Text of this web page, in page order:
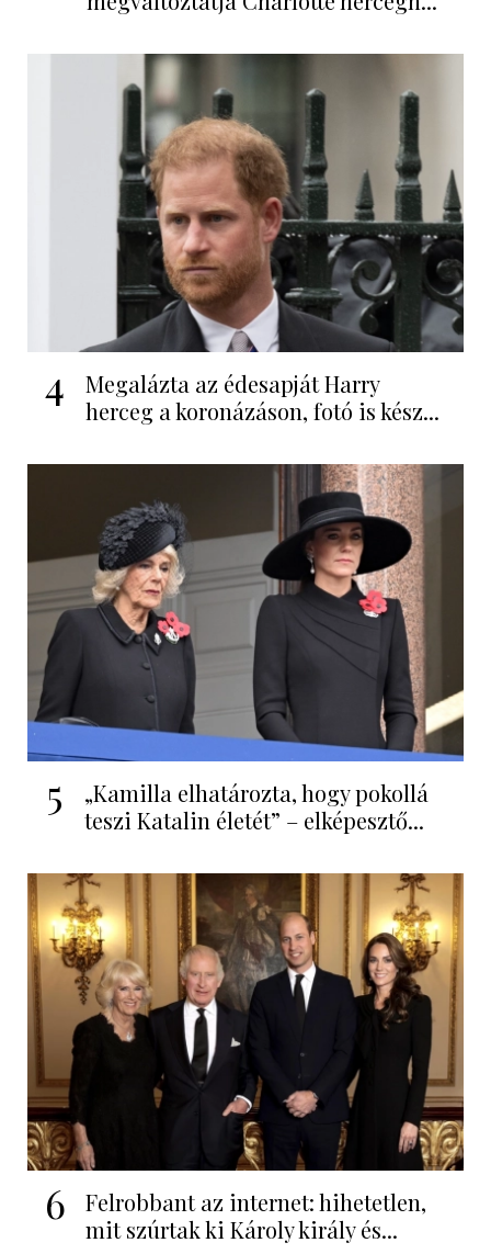
4
Megalázta az édesapját Harry
herceg a koronázáson, fotó is kész...
5
„Kamilla elhatározta, hogy pokollá
teszi Katalin életét” – elképesztő...
6
Felrobbant az internet: hihetetlen,
mit szúrtak ki Károly király és...